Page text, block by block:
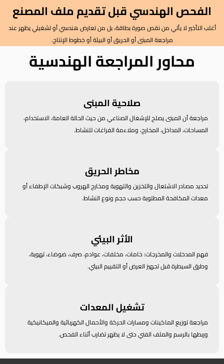
الفحص الهندسي قبل تقديم ملف المصنع
أغلب التأخير لا يأتي من نقص صورة بطاقة، بل من تعارض هندسي أو تشغيلي يظهر عند
مراجعة المبنى أو الحريق أو البيئة أو خطوط الإنتاج.
محاور المراجعة الهندسية
صلاحية المبنى
مراجعة أن المبنى يصلح للإشغال الصناعي من حيث الحالة العامة، الاستخدام،
المساحات، المداخل، المخارج، وملاءمة الفراغات للنشاط.
مخاطر الحريق
تحديد مصادر الاشتعال والتخزين والتهوية ومخارج الهروب وشبكات الإطفاء أو
معدات المكافحة المطلوبة حسب حجم ونوع النشاط.
الأثر البيئي
فهم المدخلات والمخرجات: خامات، مخلفات، عوادم، صرف، ضوضاء، تهوية،
وطرق السيطرة قبل تجهيز العرض أو التقييم البيئي.
تشغيل المعدات
مراجعة توزيع الماكينات ومسارات الحركة والأحمال الكهربائية والميكانيكية
وربطها بالرسم والملف الفني حتى لا يظهر تضارب أثناء الفحص.